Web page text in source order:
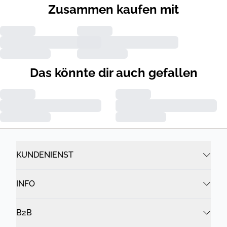
Zusammen kaufen mit
Das könnte dir auch gefallen
KUNDENIENST
INFO
B2B